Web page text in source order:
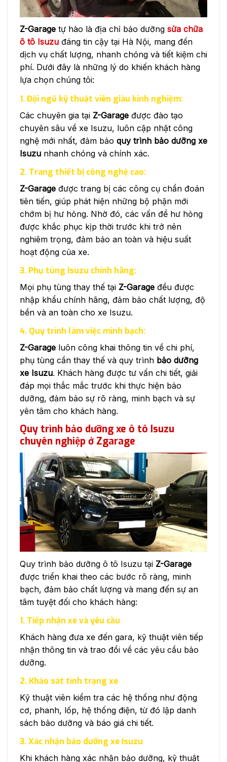
Z-Garage tự hào là địa chỉ bảo dưỡng sửa chữa
ô tô Isuzu đáng tin cậy tại Hà Nội, mang đến
dịch vụ chất lượng, nhanh chóng và tiết kiệm chi
phí. Dưới đây là những lý do khiến khách hàng
lựa chọn chúng tôi:
1. Đội ngũ kỹ thuật viên giàu kinh nghiệm:
Các chuyên gia tại Z-Garage được đào tạo
chuyên sâu về xe Isuzu, luôn cập nhật công
nghệ mới nhất, đảm bảo quy trình bảo dưỡng xe
Isuzu nhanh chóng và chính xác.
2. Trang thiết bị công nghệ cao:
Z-Garage được trang bị các công cụ chẩn đoán
tiên tiến, giúp phát hiện những bộ phận mới
chớm bị hư hỏng. Nhờ đó, các vấn đề hư hỏng
được khắc phục kịp thời trước khi trở nên
nghiêm trọng, đảm bảo an toàn và hiệu suất
hoạt động của xe.
3. Phụ tùng Isuzu chính hãng:
Mọi phụ tùng thay thế tại Z-Garage đều được
nhập khẩu chính hãng, đảm bảo chất lượng, độ
bền và an toàn cho xe Isuzu.
4. Quy trình làm việc minh bạch:
Z-Garage luôn công khai thông tin về chi phí,
phụ tùng cần thay thế và quy trình bảo dưỡng
xe Isuzu. Khách hàng được tư vấn chi tiết, giải
đáp mọi thắc mắc trước khi thực hiện bảo
dưỡng, đảm bảo sự rõ ràng, minh bạch và sự
yên tâm cho khách hàng.
Quy trình bảo dưỡng xe ô tô Isuzu
chuyên nghiệp ở Zgarage
Quy trình bảo dưỡng ô tô Isuzu tại Z-Garage
được triển khai theo các bước rõ ràng, minh
bạch, đảm bảo chất lượng và mang đến sự an
tâm tuyệt đối cho khách hàng:
1. Tiếp nhận xe và yêu cầu
Khách hàng đưa xe đến gara, kỹ thuật viên tiếp
nhận thông tin và trao đổi về các yêu cầu bảo
dưỡng.
2. Khảo sát tình trạng xe
Kỹ thuật viên kiểm tra các hệ thống như động
cơ, phanh, lốp, hệ thống điện, từ đó lập danh
sách bảo dưỡng và báo giá chi tiết.
3. Xác nhận bảo dưỡng xe Isuzu
Khi khách hàng xác nhận bảo dưỡng, kỹ thuật